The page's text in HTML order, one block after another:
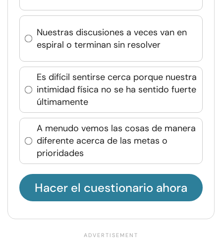
Nuestras discusiones a veces van en
espiral o terminan sin resolver
Es difícil sentirse cerca porque nuestra
intimidad física no se ha sentido fuerte
últimamente
A menudo vemos las cosas de manera
diferente acerca de las metas o
prioridades
Hacer el cuestionario ahora